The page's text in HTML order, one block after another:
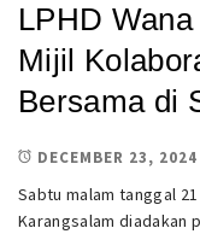
LPHD
Mijil
Bersama di
DECEMBER 23, 2024
Sabtu malam tanggal
Karangsalam diadakan